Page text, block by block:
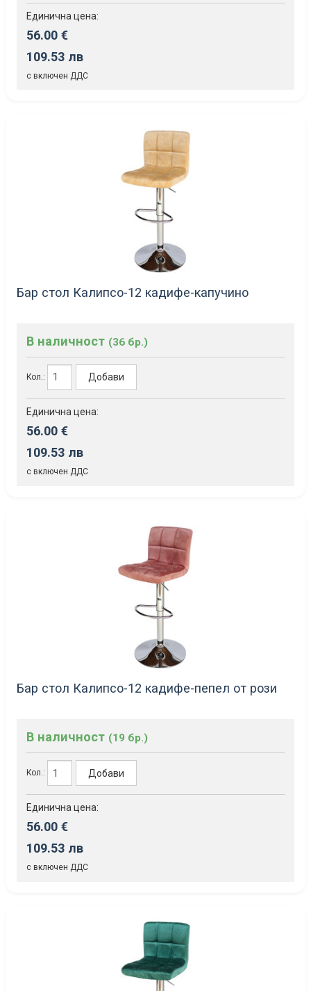
Единична цена:
56.00 €
109.53 лв
с включен ДДС
Бар стол Калипсо-12 кадифе-капучино
В наличност (36 бр.)
Кол.: Добави
Единична цена:
56.00 €
109.53 лв
с включен ДДС
Бар стол Калипсо-12 кадифе-пепел от рози
В наличност (19 бр.)
Кол.: Добави
Единична цена:
56.00 €
109.53 лв
с включен ДДС